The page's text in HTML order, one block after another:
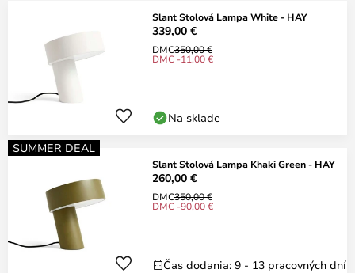
Slant Stolová Lampa White - HAY
339,00 €
DMC350,00 €
DMC -11,00 €
Na sklade
SUMMER DEAL
Slant Stolová Lampa Khaki Green - HAY
260,00 €
DMC350,00 €
DMC -90,00 €
Čas dodania: 9 - 13 pracovných dní